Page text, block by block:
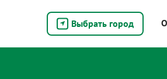
Выбрать город